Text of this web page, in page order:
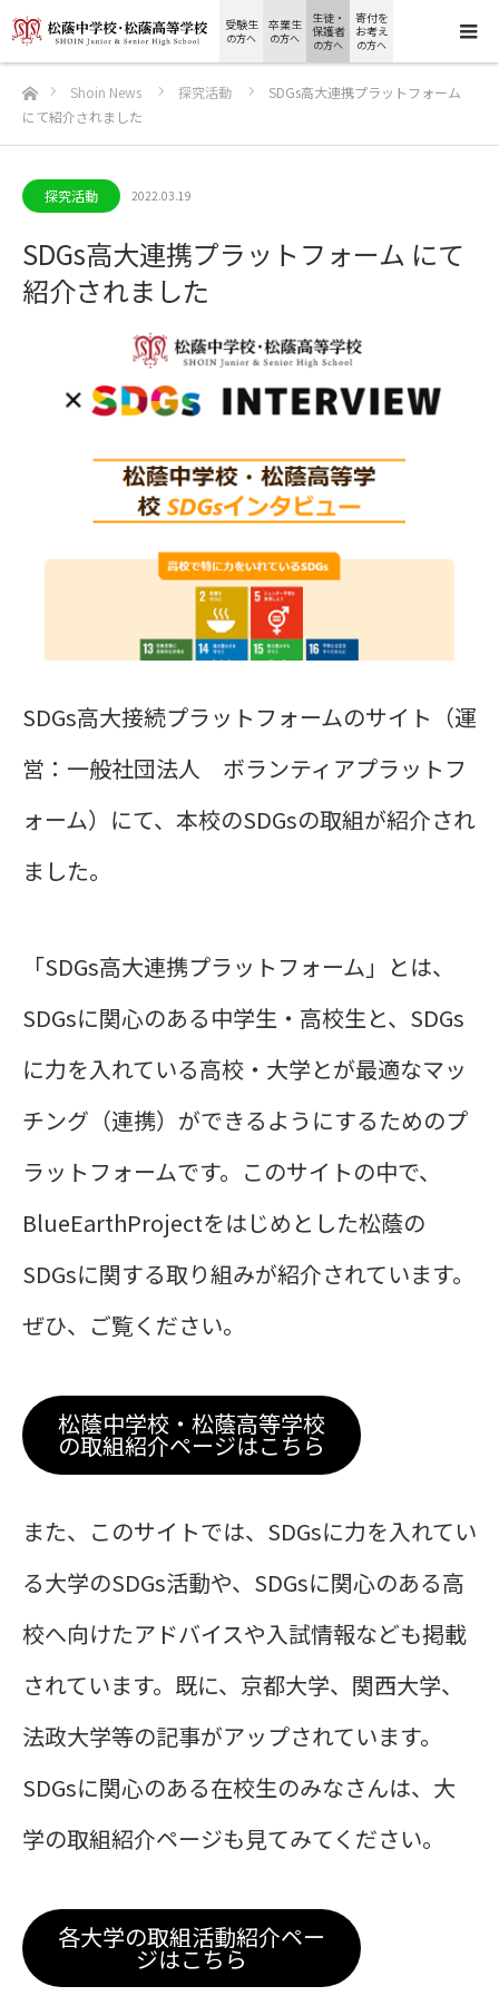
受験生
の方へ
卒業生
の方へ
生徒・
保護者
の方へ
寄付を
お考え
の方へ
ホームShoin News 探究活動
SDGs高大連携プラットフォーム
にて紹介されました
探究活動 2022.03.19
SDGs高大連携プラットフォーム にて
紹介されました
SDGs高大接続プラットフォームのサイト（運
営：一般社団法人 ボランティアプラットフ
ォーム）にて、本校のSDGsの取組が紹介され
ました。
「SDGs高大連携プラットフォーム」とは、
SDGsに関心のある中学生・高校生と、SDGs
に力を入れている高校・大学とが最適なマッ
チング（連携）ができるようにするためのプ
ラットフォームです。このサイトの中で、
BlueEarthProjectをはじめとした松蔭の
SDGsに関する取り組みが紹介されています。
ぜひ、ご覧ください。
松蔭中学校・松蔭高等学校
の取組紹介ページはこちら
また、このサイトでは、SDGsに力を入れてい
る大学のSDGs活動や、SDGsに関心のある高
校へ向けたアドバイスや入試情報なども掲載
されています。既に、京都大学、関西大学、
法政大学等の記事がアップされています。
SDGsに関心のある在校生のみなさんは、大
学の取組紹介ページも見てみてください。
各大学の取組活動紹介ペー
ジはこちら